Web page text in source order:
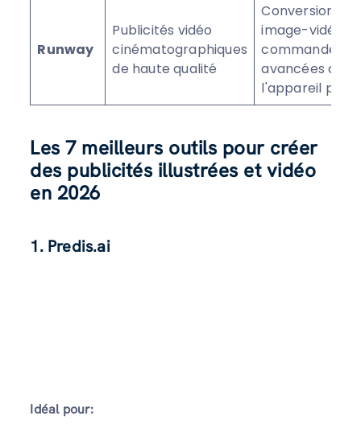
Runway
Publicités vidéo
cinématographiques
de haute qualité
Conversion
image-vidéo,
commandes
avancées de
l'appareil
Les 7 meilleurs outils pour créer
des publicités illustrées et vidéo
en 2026
1. Predis.ai
Idéal pour: